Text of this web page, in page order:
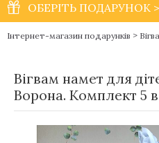
ОБЕРІТЬ ПОДАРУНОК
Інтернет-магазин подарунків >
Вігвам намет для
Ворона. Комплект 5 в